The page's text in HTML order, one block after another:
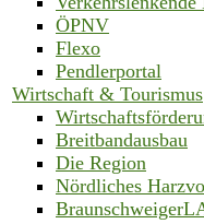
ÖPNV
Flexo
Pendlerportal
Wirtschaft & Tourismus
Breitbandausbau
Die Region
Nördliches